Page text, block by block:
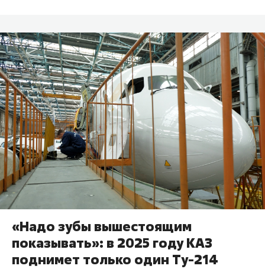
«Надо зубы вышестоящим
показывать»: в 2025 году КАЗ
поднимет только один Ту-214